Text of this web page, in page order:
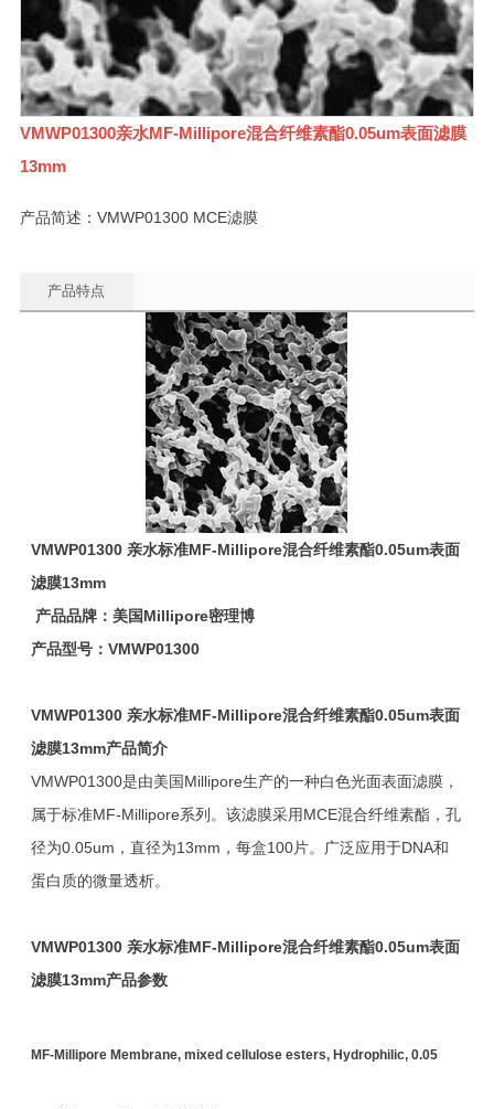
VMWP01300亲水MF-Millipore混合纤维素酯0.05um表面滤膜
13mm
产品简述：VMWP01300 MCE滤膜
产品特点
VMWP01300 亲水标准MF-Millipore混合纤维素酯0.05um表面
滤膜13mm
产品品牌：美国Millipore密理博
产品型号： VMWP01300
VMWP01300 亲水标准MF-Millipore混合纤维素酯0.05um表面
滤膜13mm产品简介
VMWP01300是由美国Millipore生产的一种白色光面表面滤膜，
属于标准MF-Millipore系列。该滤膜采用MCE混合纤维素酯，孔
径为0.05um，直径为13mm，每盒100片。广泛应用于DNA和
蛋白质的微量透析。
VMWP01300 亲水标准MF-Millipore混合纤维素酯0.05um表面
滤膜13mm产品参数
MF-Millipore Membrane, mixed cellulose esters, Hydrophilic, 0.05